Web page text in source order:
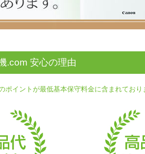
.com 安心の理由
イントが最低基本保守料金に含まれており